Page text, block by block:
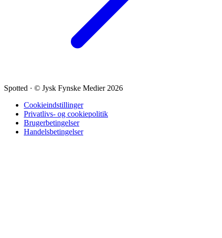
Spotted · © Jysk Fynske Medier 2026
Cookieindstillinger
Privatlivs- og cookiepolitik
Brugerbetingelser
Handelsbetingelser